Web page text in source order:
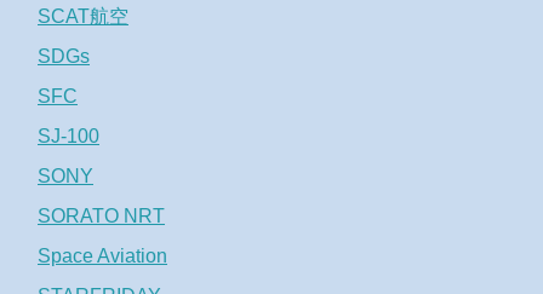
SCAT航空
SDGs
SFC
SJ-100
SONY
SORATO NRT
Space Aviation